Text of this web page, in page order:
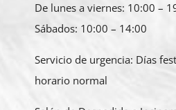
De lunes a viernes: 10:00 –
Sábados: 10:00 – 14:00
Servicio de urgencia: Días
horario normal